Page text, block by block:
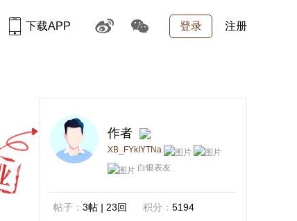
登录 注册
下载APP
作者
XB_FYkIYTNa
白银表友
帖子： 3帖 | 23回 积分： 5194